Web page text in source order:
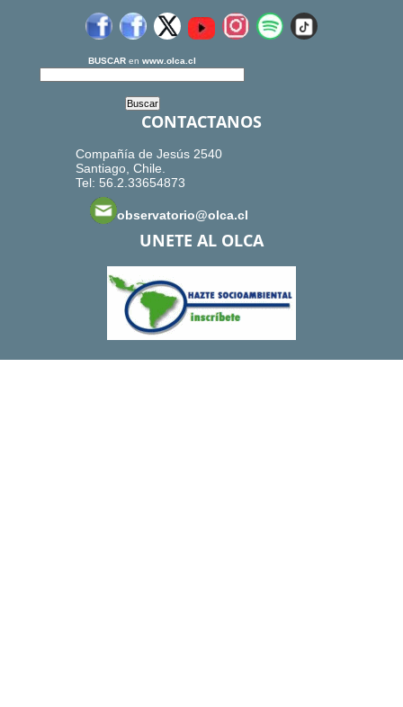
BUSCAR en www.olca.cl
CONTACTANOS
Compañía de Jesús 2540
Santiago, Chile.
Tel: 56.2.33654873
observatorio@olca.cl
UNETE AL OLCA